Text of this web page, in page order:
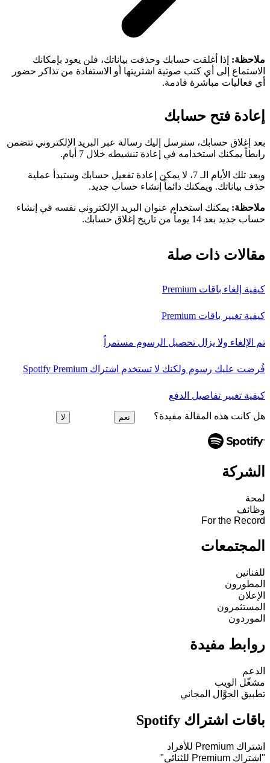
ملاحظة: إذا أغلقت حسابك وحذفت بياناتك، فلن يعود بإمكانك
الاستماع إلى أي كتب صوتية اشتريتها أو الاستفادة من تذاكر حضور
أي فعاليات مباشرة قادمة.
إعادة فتح حسابك
بعد إغلاق حسابك، سنرسل إليك رسالة عبر البريد الإلكتروني تتضمن
رابطاً يمكنك استخدامه في إعادة تنشيطه خلال 7 أيام.
وبعد تلك الأيام الـ 7، لا يمكن إعادة تفعيل حسابك وستبدأ عملية
حذف بياناتك. ويمكنك دائماً إنشاء حساب جديد.
ملاحظة: يمكنك استخدام عنوان البريد الإلكتروني نفسه في إنشاء
حساب جديد بعد 14 يوماً من تاريخ إغلاق حسابك.
مقالات ذات صلة
كيفية إلغاء باقات Premium
كيفية تغيير باقات Premium
تم الإلغاء ولا يزال تحصيل الرسوم مستمراً
فُرضت عليك رسوم ولكنك لا تستخدم اشتراك Spotify Premium
كيفية تغيير تفاصيل الدفع
هل كانت هذه المقالة مفيدة؟ نعم لا
الشركة
لمحة
وظائف
For the Record
المجتمعات
للفنانين
المطورون
الإعلان
المستثمرون
الموردون
روابط مفيدة
الدعم
مشغّل الويب
تطبيق الجوَّال المجاني
باقات اشتراك Spotify
اشتراك Premium للأفراد
"اشتراك Premium للثنائي"